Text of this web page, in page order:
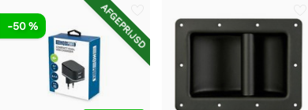
AFGEPRIJSD
-50 %